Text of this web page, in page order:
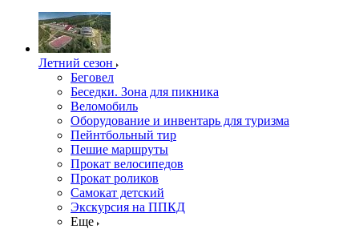
Летний сезон
Беговел
Беседки. Зона для пикника
Веломобиль
Оборудование и инвентарь для туризма
Пейнтбольный тир
Пешие маршруты
Прокат велосипедов
Прокат роликов
Самокат детский
Экскурсия на ППКД
Еще